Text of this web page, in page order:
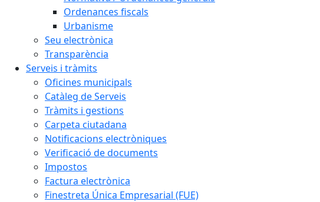
Ordenances fiscals
Urbanisme
Seu electrònica
Transparència
Serveis i tràmits
Oficines municipals
Catàleg de Serveis
Tràmits i gestions
Carpeta ciutadana
Notificacions electròniques
Verificació de documents
Impostos
Factura electrònica
Finestreta Única Empresarial (FUE)